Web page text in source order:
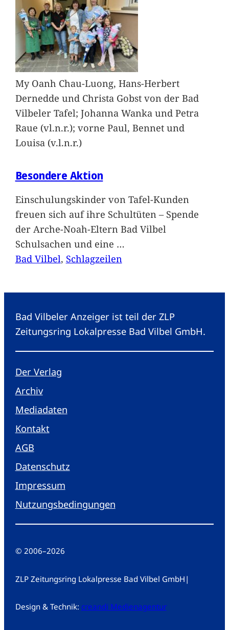
My Oanh Chau-Luong, Hans-Herbert
Dernedde und Christa Gobst von der Bad
Vilbeler Tafel; Johanna Wanka und Petra
Raue (vl.n.r.); vorne Paul, Bennet und
Louisa (v.l.n.r.)
Besondere Aktion
Einschulungskinder von Tafel-Kunden
freuen sich auf ihre Schultüten – Spende
der Arche-Noah-Eltern Bad Vilbel
Schulsachen und eine …
Bad Vilbel, Schlagzeilen
Bad Vilbeler Anzeiger ist teil der ZLP
Zeitungsring Lokalpresse Bad Vilbel GmbH.
Der Verlag
Archiv
Mediadaten
Kontakt
AGB
Datenschutz
Impressum
Nutzungsbedingungen
© 2006–2026
ZLP Zeitungsring Lokalpresse Bad Vilbel GmbH |
Design & Technik: creandi Medienagentur